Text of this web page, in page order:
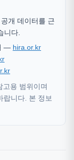
개 데이터를 근
니다.
— hira.or.kr
고용 범위이며
랍니다. 본 정보